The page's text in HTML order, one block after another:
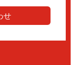
せ